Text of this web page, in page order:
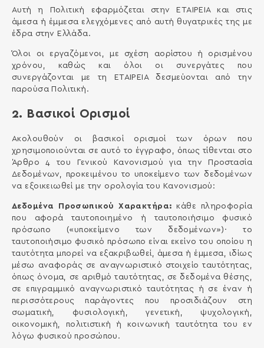
Αυτή η Πολιτική εφαρμόζεται στην ΕΤΑΙΡΕΙΑ και στις
άμεσα ή έμμεσα ελεγχόμενες από αυτή θυγατρικές της με
έδρα στην Ελλάδα.
Όλοι οι εργαζόμενοι, με σχέση αορίστου ή ορισμένου
χρόνου, καθώς και όλοι οι συνεργάτες που
συνεργάζονται με τη ΕΤΑΙΡΕΙΑ δεσμεύονται από την
παρούσα Πολιτική.
2. Βασικοί Ορισμοί
Ακολουθούν οι βασικοί ορισμοί των όρων που
χρησιμοποιούνται σε αυτό το έγγραφο, όπως τίθενται στο
Άρθρο 4 του Γενικού Κανονισμού για την Προστασία
Δεδομένων, προκειμένου το υποκείμενο των δεδομένων
να εξοικειωθεί με την ορολογία του Κανονισμού:
Δεδομένα Προσωπικού Χαρακτήρα: κάθε πληροφορία
που αφορά ταυτοποιημένο ή ταυτοποιήσιμο φυσικό
πρόσωπο («υποκείμενο των δεδομένων»)· το
ταυτοποιήσιμο φυσικό πρόσωπο είναι εκείνο του οποίου η
ταυτότητα μπορεί να εξακριβωθεί, άμεσα ή έμμεσα, ιδίως
μέσω αναφοράς σε αναγνωριστικό στοιχείο ταυτότητας,
όπως όνομα, σε αριθμό ταυτότητας, σε δεδομένα θέσης,
σε επιγραμμικό αναγνωριστικό ταυτότητας ή σε έναν ή
περισσότερους παράγοντες που προσιδιάζουν στη
σωματική, φυσιολογική, γενετική, ψυχολογική,
οικονομική, πολιτιστική ή κοινωνική ταυτότητα του εν
λόγω φυσικού προσώπου.